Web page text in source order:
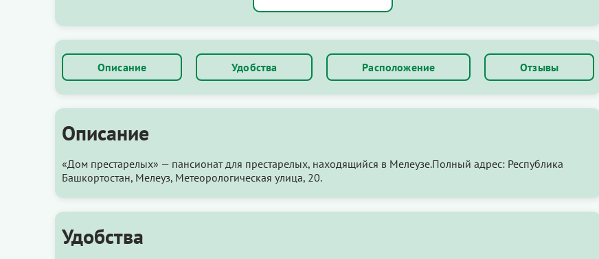
Описание Удобства Расположение Отзывы
Описание
«Дом престарелых» — пансионат для престарелых, находящийся в Мелеузе.Полный адрес: Республика
Башкортостан, Мелеуз, Метеорологическая улица, 20.
Удобства